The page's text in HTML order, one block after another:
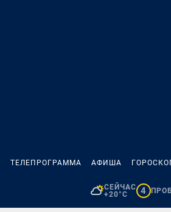
ТЕЛЕПРОГРАММА АФИША
СЕЙЧАС
+20°C
4